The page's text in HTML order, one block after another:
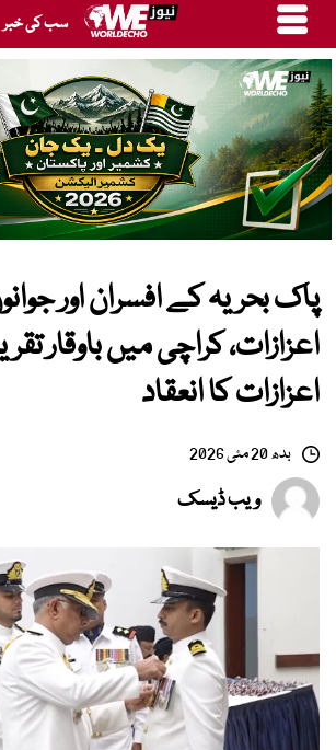
سب کی خبر
پاک بحریہ کے افسران اور
اعزازات، کراچی میں باوقار
اعزازات کا انعقاد
بدھ 20 مئی 2026
ویب ڈیسک